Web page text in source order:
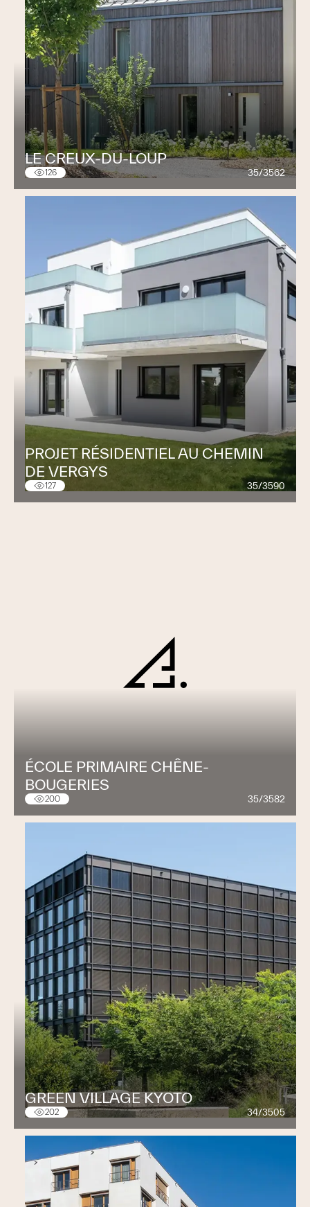
LE CREUX-DU-LOUP
126 35/3562
PROJET RÉSIDENTIEL AU CHEMIN
DE VERGYS
127 35/3590
ÉCOLE PRIMAIRE CHÊNE-
BOUGERIES
200 35/3582
GREEN VILLAGE KYOTO
202 34/3505